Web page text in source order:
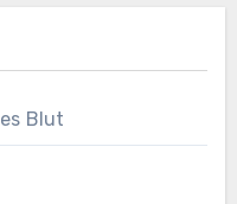
Blut